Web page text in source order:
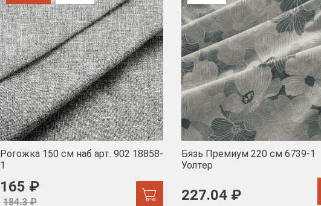
Рогожка 150 см наб арт. 902 18858-
1
165 ₽
184.3 ₽
Бязь Премиум 220 см 6739-1
Уолтер
227.04 ₽